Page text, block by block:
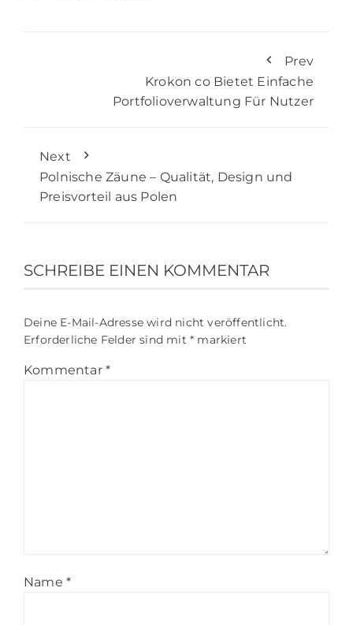
Prev
Krokon co Bietet Einfache
Portfolioverwaltung Für Nutzer
Next
Polnische Zäune – Qualität, Design und
Preisvorteil aus Polen
SCHREIBE EINEN KOMMENTAR
Deine E-Mail-Adresse wird nicht veröffentlicht.
Erforderliche Felder sind mit * markiert
Kommentar *
Name *